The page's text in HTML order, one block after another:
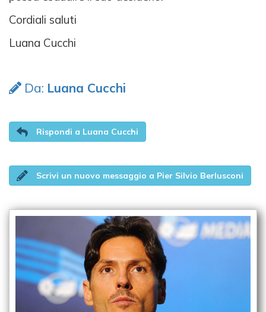
Cordiali saluti
Luana Cucchi
Da: Luana Cucchi
Rispondi a Luana Cucchi
Scrivi un nuovo messaggio a Pier Silvio Berlusconi